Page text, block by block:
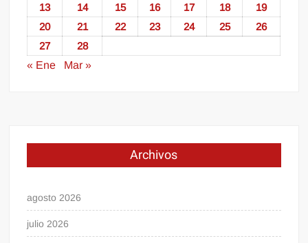
13
14 15 16 17 18
19
20
21 22 23 24 25
26
27
28
« Ene
Mar »
Archivos
agosto 2026
julio 2026